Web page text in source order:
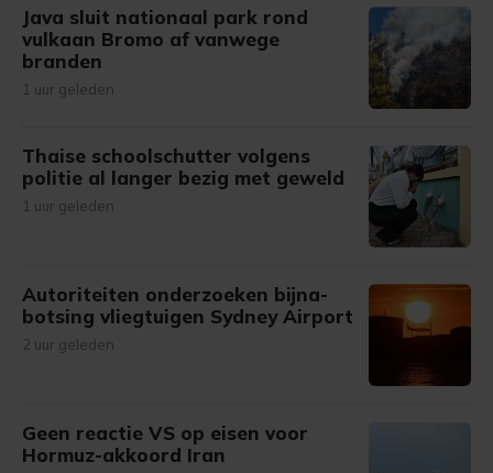
Java sluit nationaal park rond
vulkaan Bromo af vanwege
branden
1 uur geleden
Thaise schoolschutter volgens
politie al langer bezig met geweld
1 uur geleden
Autoriteiten onderzoeken bijna-
botsing vliegtuigen Sydney Airport
2 uur geleden
Geen reactie VS op eisen voor
Hormuz-akkoord Iran